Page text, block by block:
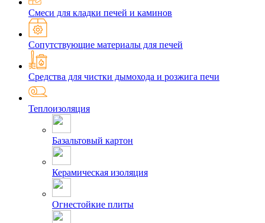
Смеси для кладки печей и каминов
Сопутствующие материалы для печей
Средства для чистки дымохода и розжига печи
Теплоизоляция
Базальтовый картон
Керамическая изоляция
Огнестойкие плиты